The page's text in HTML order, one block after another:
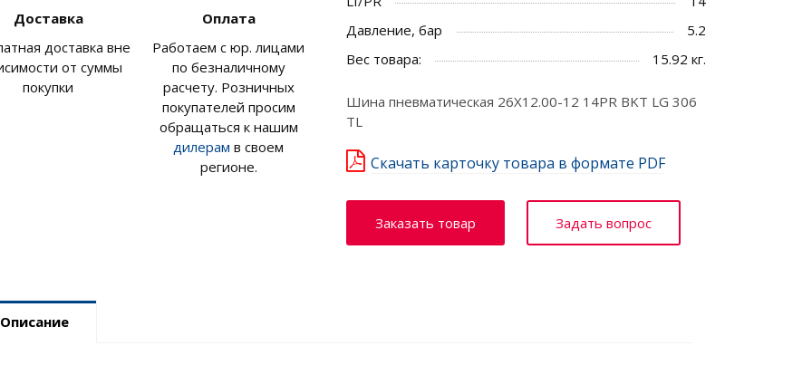
Доставка
доставка вне
от суммы
покупки
Оплата
Работаем с юр. лицами
по безналичному
расчету. Розничных
покупателей просим
обращаться к нашим
дилерам в своем
регионе.
Давление, бар
5.2
Вес товара:
15.92 кг.
Шина пневматическая 26X12.00-12 14PR BKT LG 306
TL
Скачать карточку товара в формате PDF
Заказать товар Задать вопрос
Описание